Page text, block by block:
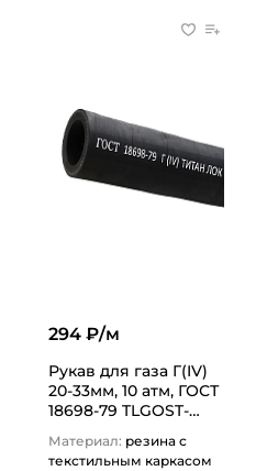
294 ₽/м
Рукав для газа Г(IV)
20-33мм, 10 атм, ГОСТ
18698-79 TLGOST-
Материал: резина с
текстильным каркасом